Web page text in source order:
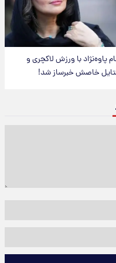
پاوه‌نژاد با ورزش لاکچری و
خاصش خبرساز شد!